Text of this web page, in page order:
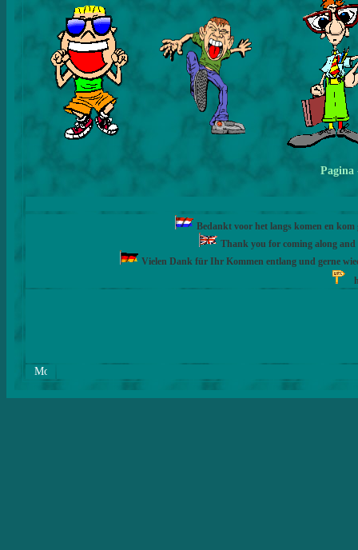
Pagina
Bedankt voor het langs komen en
Thank you for coming along and
Vielen Dank für Ihr Kommen entlang und gerne